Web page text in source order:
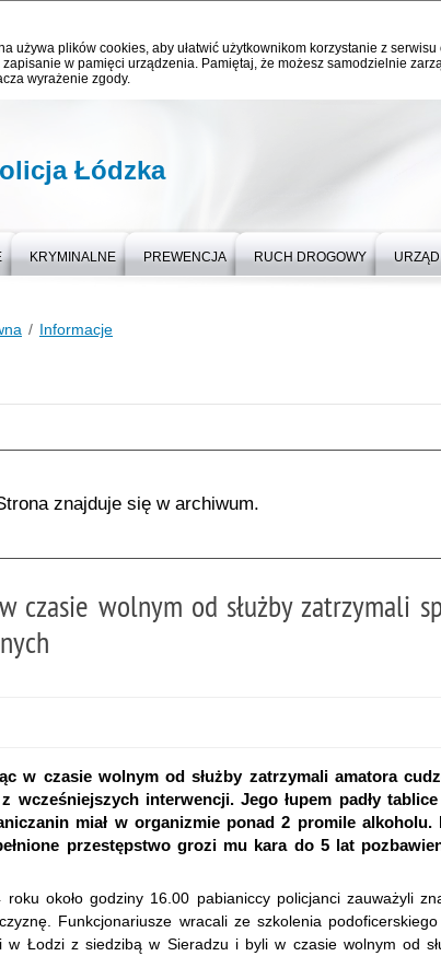
używa plików cookies, aby ułatwić użytkownikom korzystanie z
zapisanie w pamięci urządzenia. Pamiętaj, że możesz samodzielnie
wyrażenie zgody.
Łódzka
KRYMINALNE PREWENCJA RUCH DROGOWY URZĄD
Informacje
znajduje się w archiwum.
czasie wolnym od służby zatrzymali
w czasie wolnym od służby zatrzymali amatora
wcześniejszych interwencji. Jego łupem padły
miał w organizmie ponad 2 promile alkoholu.
przestępstwo grozi mu kara do 5 lat
około godziny 16.00 pabianiccy policjanci zauważyli
Funkcjonariusze wracali ze szkolenia
w Łodzi z siedzibą w Sieradzu i byli w czasie wolnym od